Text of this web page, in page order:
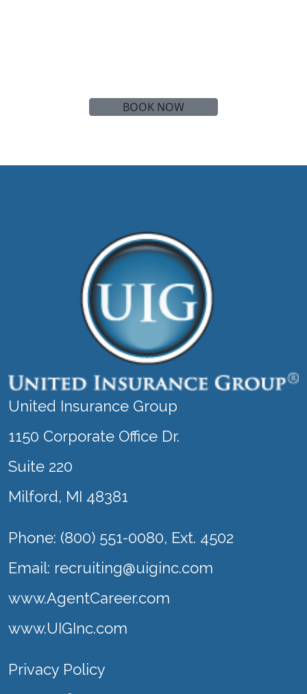
BOOK NOW
United Insurance Group
1150 Corporate Office Dr.
Suite 220
Milford, MI 48381
Phone: (800) 551-0080, Ext. 4502
Email: recruiting@uiginc.com
www.AgentCareer.com
www.UIGInc.com
Privacy Policy